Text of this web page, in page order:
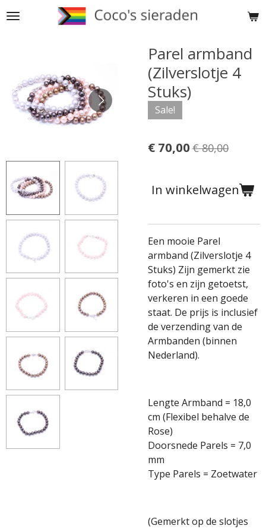
Ga
Parel armband
(Zilverslotje 4
Stuks)
Sale!
€ 70,00 € 80,00
In winkelwagen
Een mooie Parel
armband (Zilverslotje 4
Stuks) Zijn gemerkt zie
foto's en zijn getoetst,
verkeren in een goede
staat. De prijs is inclusief
de verzending van de
Armbanden (binnen
Nederland).
Lengte Armband = 18,0
cm (Flexibel behalve de
Rose)
Doorsnede Parels = 7,0
mm
Type Parels = Zoetwater
(Gemerkt op de slotjes